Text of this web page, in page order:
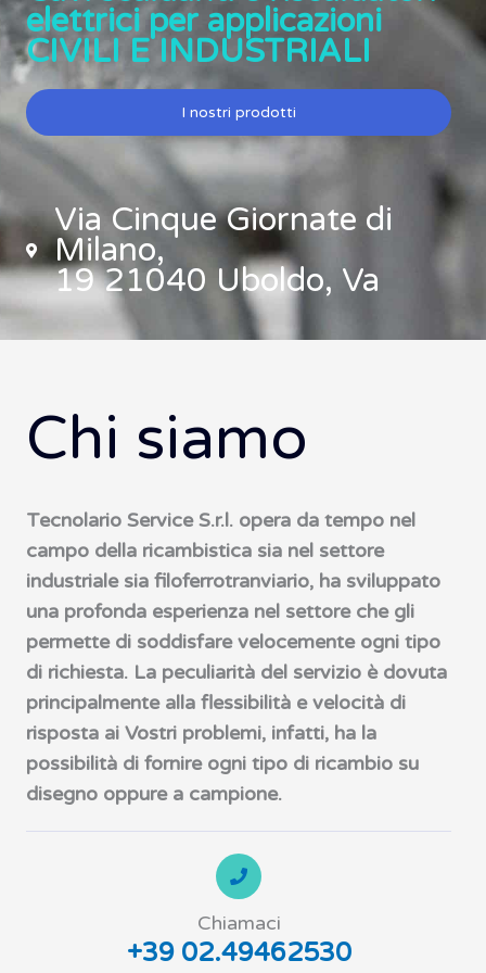
elettrici per applicazioni
CIVILI E INDUSTRIALI
I nostri prodotti
Via Cinque Giornate di
Milano,
19 21040 Uboldo, Va
Chi siamo
Tecnolario Service S.r.l. opera da tempo nel
campo della ricambistica sia nel settore
industriale sia filoferrotranviario, ha sviluppato
una profonda esperienza nel settore che gli
permette di soddisfare velocemente ogni tipo
di richiesta. La peculiarità del servizio è dovuta
principalmente alla flessibilità e velocità di
risposta ai Vostri problemi, infatti, ha la
possibilità di fornire ogni tipo di ricambio su
disegno oppure a campione.
Chiamaci
+39 02.49462530